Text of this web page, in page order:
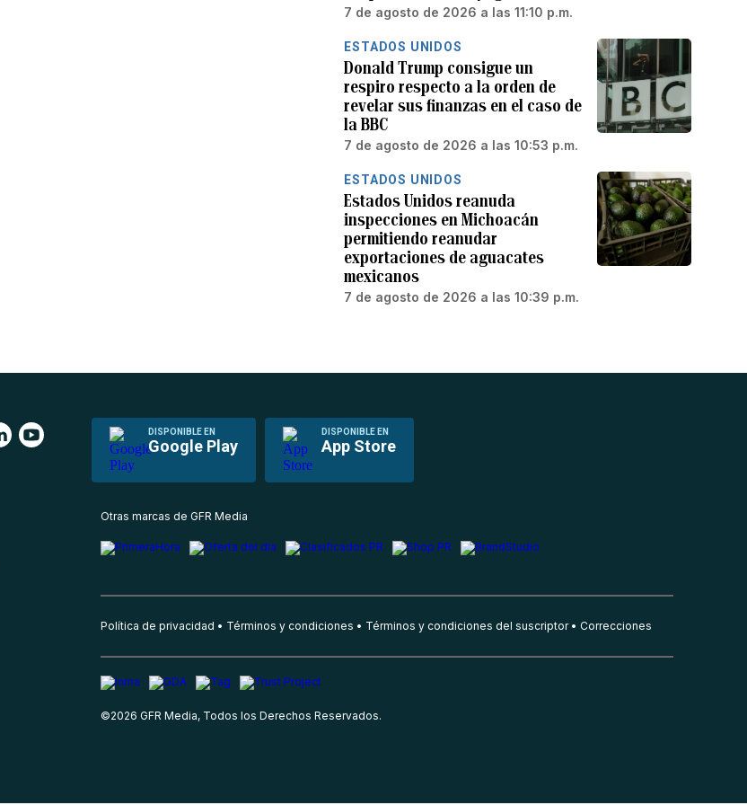
7 de agosto de 2026 a las 11:10 p.m.
ESTADOS UNIDOS
Donald Trump consigue un
respiro respecto a la orden de
revelar sus finanzas en el caso de
la BBC
7 de agosto de 2026 a las 10:53 p.m.
ESTADOS UNIDOS
Estados Unidos reanuda
inspecciones en Michoacán
permitiendo reanudar
exportaciones de aguacates
mexicanos
7 de agosto de 2026 a las 10:39 p.m.
DISPONIBLE EN
Google Play
DISPONIBLE EN
App Store
Otras marcas de GFR Media
Política de privacidad Términos y condiciones Términos y condiciones del suscriptor Correcciones
©2026 GFR Media, Todos los Derechos Reservados.